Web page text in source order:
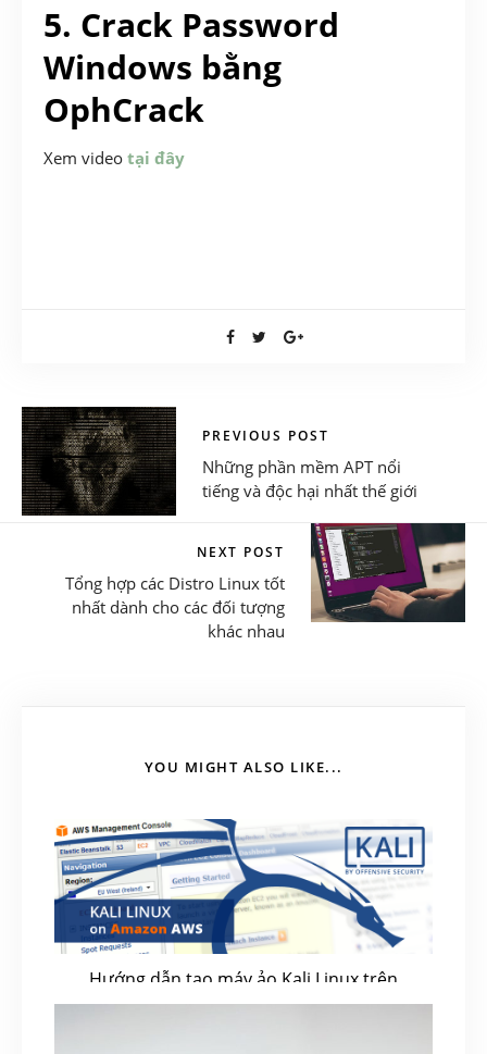
5. Crack Password
Windows bằng
OphCrack
Xem video tại đây
PREVIOUS POST
Những phần mềm APT nổi
tiếng và độc hại nhất thế giới
NEXT POST
Tổng hợp các Distro Linux tốt
nhất dành cho các đối tượng
khác nhau
YOU MIGHT ALSO LIKE...
Hướng dẫn tạo máy ảo Kali Linux trên
Amazon AWS